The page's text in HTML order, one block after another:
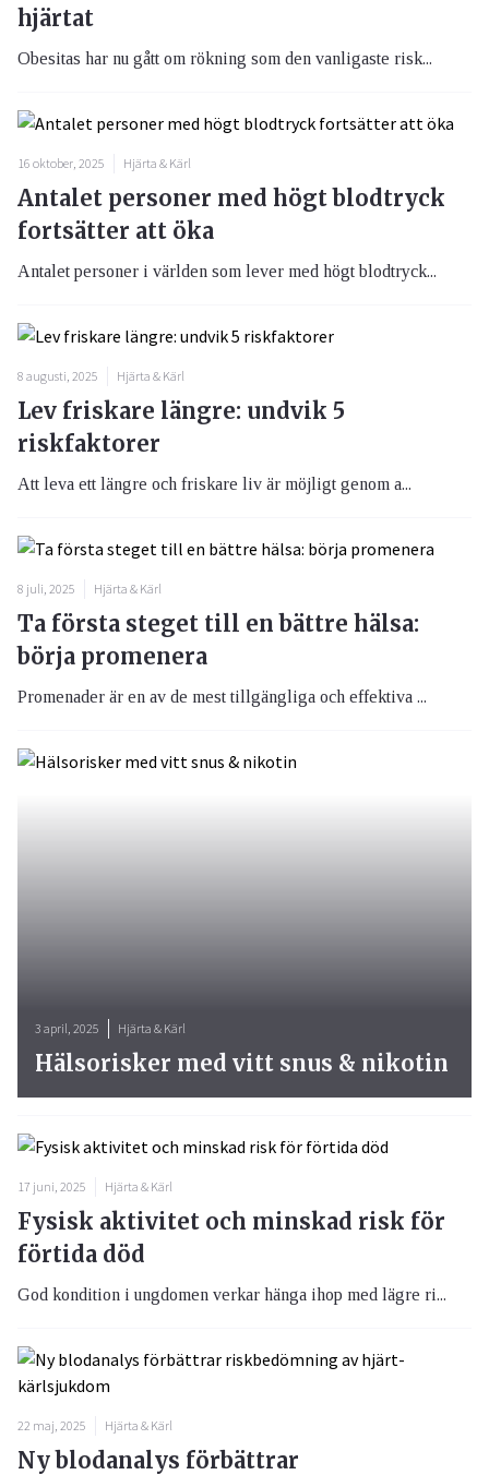
hjärtat
Obesitas har nu gått om rökning som den vanligaste risk...
16 oktober, 2025 Hjärta & Kärl
Antalet personer med högt blodtryck
fortsätter att öka
Antalet personer i världen som lever med högt blodtryck...
8 augusti, 2025 Hjärta & Kärl
Lev friskare längre: undvik 5
riskfaktorer
Att leva ett längre och friskare liv är möjligt genom a...
8 juli, 2025 Hjärta & Kärl
Ta första steget till en bättre hälsa:
börja promenera
Promenader är en av de mest tillgängliga och effektiva ...
17 juni, 2025 Hjärta & Kärl
Fysisk aktivitet och minskad risk för
förtida död
God kondition i ungdomen verkar hänga ihop med lägre ri...
22 maj, 2025 Hjärta & Kärl
Ny blodanalys förbättrar
3 april, 2025 Hjärta & Kärl
Hälsorisker med vitt snus & nikotin